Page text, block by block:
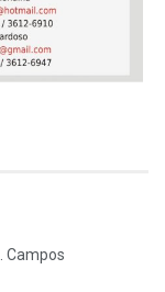
Campos